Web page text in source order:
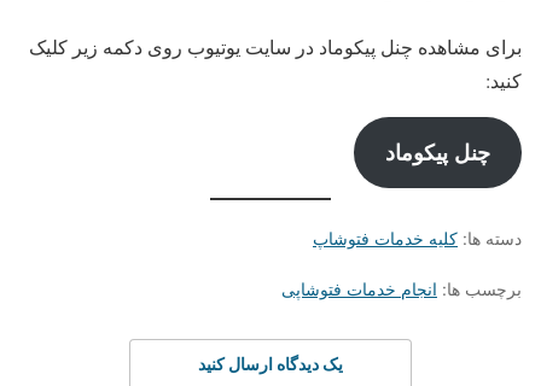
برای مشاهده چنل پیکوماد در سایت یوتیوب روی دکمه زیر کلیک
کنید:
چنل پیکوماد
دسته ها: کلیه خدمات فتوشاپ
برچسب ها: انجام خدمات فتوشاپی
یک دیدگاه ارسال کنید